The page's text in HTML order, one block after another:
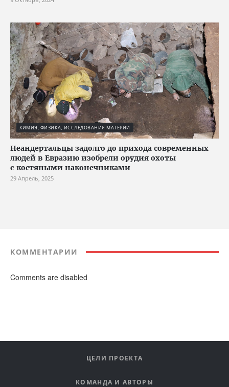
ХИМИЯ, ФИЗИКА, ИССЛЕДОВАНИЯ МАТЕРИИ
Неандертальцы задолго до прихода современных
людей в Евразию изобрели орудия охоты
с костяными наконечниками
29 Апрель, 2025
КОММЕНТАРИИ
Comments are disabled
ЦЕЛИ ПРОЕКТА
КОМАНДА И АВТОРЫ